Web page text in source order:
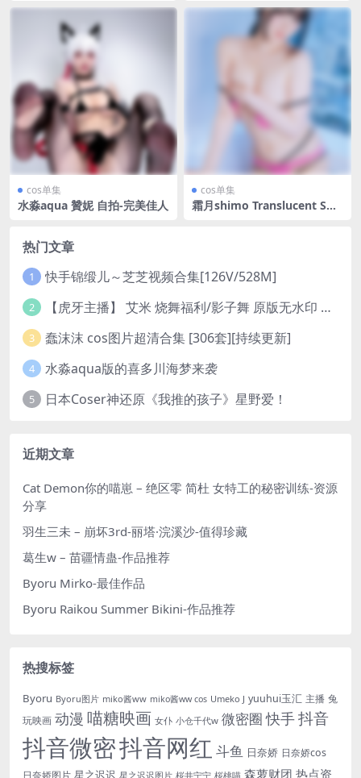
cos单集
水淼aqua 贊妮 自拍-完美佳人
cos单集
霜月shimo Translucent Swi
热门文章
1 快手锦缎儿～芝芝视频合集[126V/528M]
2 【虎牙主播】 艾米 烧舞福利/影子舞 原版无水印 （1v/130m）
3 蠢沫沫 cos图片超清合集 [306套][持续更新]
4 水淼aqua版的喜多川海梦来袭
5 日本Coser神还原《我推的孩子》星野爱！
近期文章
Cat Demon你的喵崽 – 绝区零 简杜 女特工的秘密训练-资源
分享
羽生三未 – 崩坏3rd-丽塔·浣溪沙-值得珍藏
葛生w – 苗疆情蛊-作品推荐
Byoru Mirko-最佳作品
Byoru Raikou Summer Bikini-作品推荐
热搜标签
Byoru Byoru图片 miko酱ww miko酱ww cos Umeko J yuuhui玉汇 主播 兔
玩映画 动漫 喵糖映画 女仆 小仓千代w 微密圈 快手抖音
抖音微密抖音网红 斗鱼 日奈娇 日奈娇cos
日奈娇图片 星之迟迟 星之迟迟图片 桜井宁宁 桜桃喵 森萝财团 热点资